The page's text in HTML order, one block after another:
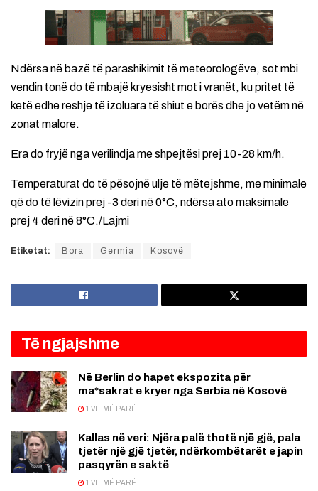
Ndërsa në bazë të parashikimit të meteorologëve, sot mbi
vendin tonë do të mbajë kryesisht mot i vranët, ku pritet të
ketë edhe reshje të izoluara të shiut e borës dhe jo vetëm në
zonat malore.
Era do fryjë nga verilindja me shpejtësi prej 10-28 km/h.
Temperaturat do të pësojnë ulje të mëtejshme, me minimale
që do të lëvizin prej -3 deri në 0°C, ndërsa ato maksimale
prej 4 deri në 8°C./Lajmi
Etiketat: Bora Germia Kosovë
Të ngjajshme
Në Berlin do hapet ekspozita për
ma*sakrat e kryer nga Serbia në Kosovë
1 VIT MË PARË
Kallas në veri: Njëra palë thotë një gjë, pala
tjetër një gjë tjetër, ndërkombëtarët e japin
pasqyrën e saktë
1 VIT MË PARË